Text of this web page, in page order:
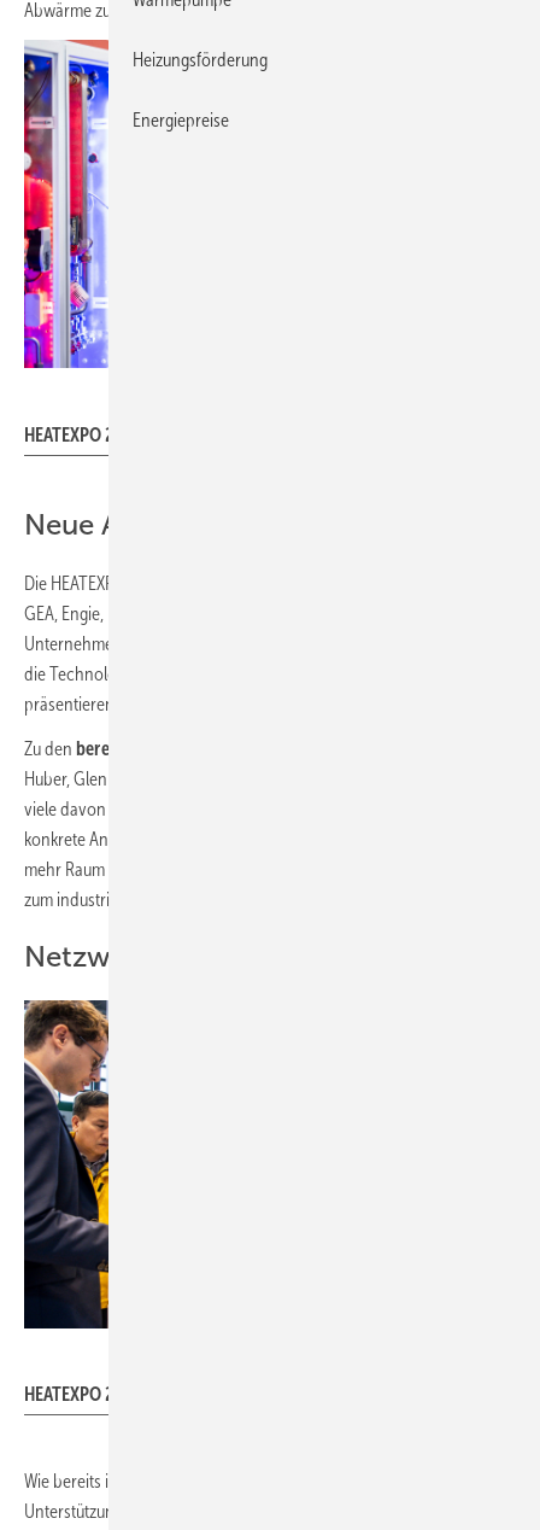
Abwärme zu diskutieren.
HEATEXPO 2024
Neue Aussteller, neue Impulse
Die HEATEXPO 2025 erfährt insgesamt einen spürbaren Ausbau: Mit
GEA, Engie, Enerpipe, Eavor, GNV sowie dem erstmals vertretenen
Unternehmen Terra Calidus stoßen weitere wichtige Akteure hinzu,
die Technologien für eine zukunftsfähige Wärmeversorgung
präsentieren.
Zu den bereits bestätigten Ausstellern für 2025
Huber, Glen Dimplex, Kraftwerk, 3S, Geocollect, ROM und Yados –
viele davon waren bereits in der Vergangenheit als Impulsgeber für
konkrete Anwendungsprojekte aktiv. Die Messe bietet damit noch
mehr Raum für praxistaugliche Lösungen vom kommunalen bis hin
zum industriellen Kontext.
Netzwerk für die Wärmebranche
HEATEXPO 2024
Wie bereits in den Vorjahren erhält die HEATEXPO breite
Unterstützung durch Politik und Verbände. Mit dem Verband
Heizungsförderung
Energiepreise